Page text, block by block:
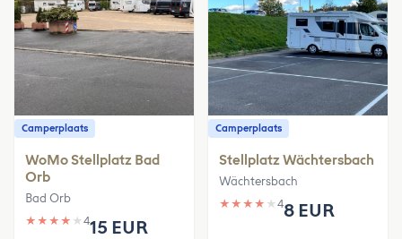
Camperplaats
WoMo Stellplatz Bad
Orb
Bad Orb
★ ★ ★ ★ ★ 415 EUR
Camperplaats
Stellplatz Wächtersbach
Wächtersbach
★ ★ ★ ★ ★ 48 EUR